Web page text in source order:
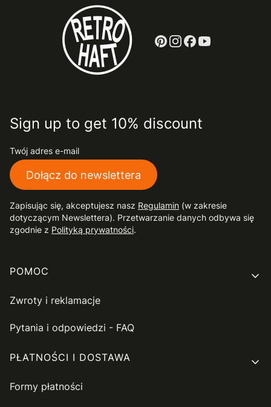
Sign up to get 10% discount
Twój adres e-mail
Dołącz do newslettera
Zapisując się, akceptujesz nasz Regulamin (w zakresie
dotyczącym Newslettera). Przetwarzanie danych odbywa się
zgodnie z Polityką prywatności.
Linki w stopce
POMOC
Zwroty i reklamacje
Pytania i odpowiedzi - FAQ
PŁATNOŚCI I DOSTAWA
Formy płatności